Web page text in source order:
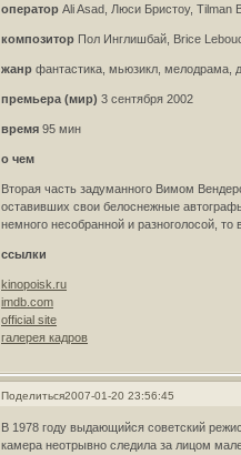
оператор Ali Asad, Люси Бристоу, Tilman
композитор Пол Инглишбай, Brice
жанр фантастика, мьюзикл, мелодрама,
премьера (мир) 3 сентября 2002
время 95 мин
о чем
Вторая часть задуманного Вимом
оставивших свои белоснежные
немного несобранной и разноголосой,
ссылки
kinopoisk.ru
imdb.com
official site
галерея кадров
Поделиться2007-01-20 23:56:45
В 1978 году выдающийся советский
камера неотрывно следила за лицом